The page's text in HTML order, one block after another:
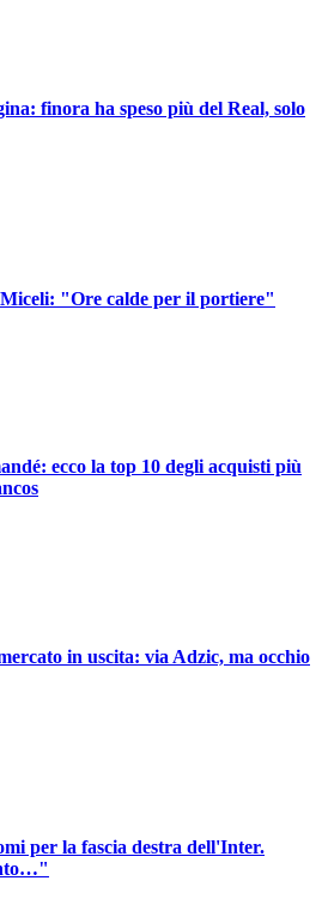
finora ha speso più del Real, solo
"Ore calde per il portiere"
ecco la top 10 degli acquisti più
in uscita: via Adzic, ma occhio
per la fascia destra dell'Inter.